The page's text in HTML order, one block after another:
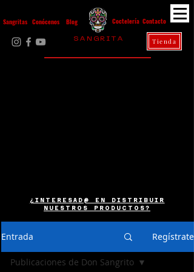
Sangritas Conócenos Contacto
Blog Coctelería
Tienda
S A N G R I T A
¿INTERESAD@ EN DISTRIBUIR
NUESTROS PRODUCTOS?
Entrada Regístrate
Publicaciones de Don Sangrito